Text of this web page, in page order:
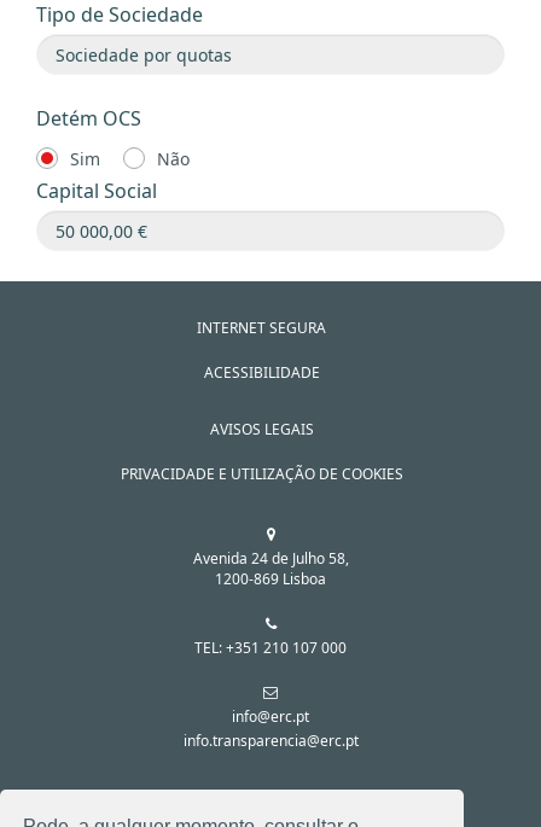
Tipo de Sociedade
Detém OCS
Sim Não
Capital Social
INTERNET SEGURA
ACESSIBILIDADE
AVISOS LEGAIS
PRIVACIDADE E UTILIZAÇÃO DE COOKIES
Avenida 24 de Julho 58,
1200-869 Lisboa
TEL: +351 210 107 000
info@erc.pt
info.transparencia@erc.pt